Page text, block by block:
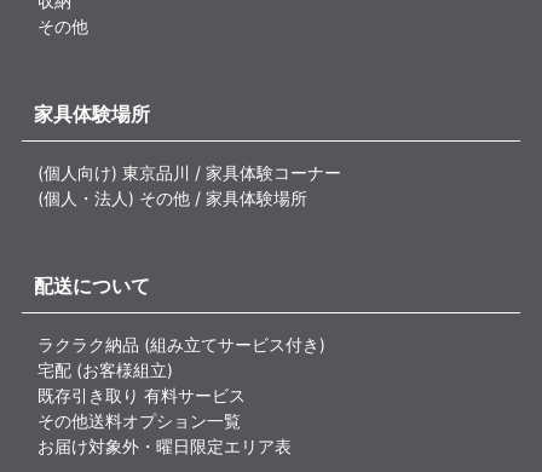
その他
家具体験場所
(個人向け) 東京品川 / 家具体験コーナー
(個人・法人) その他 / 家具体験場所
配送について
ラクラク納品 (組み立てサービス付き)
宅配 (お客様組立)
既存引き取り 有料サービス
その他送料オプション一覧
お届け対象外・曜日限定エリア表